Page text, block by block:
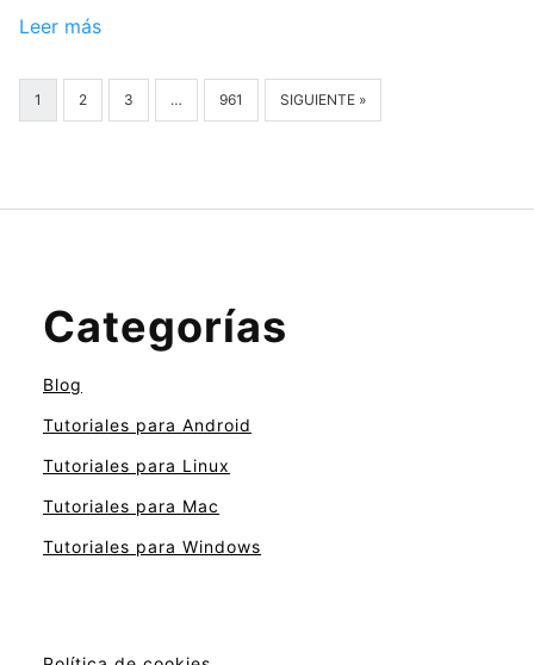
Leer más
1 2 3 … 961 SIGUIENTE »
Categorías
Blog
Tutoriales para Android
Tutoriales para Linux
Tutoriales para Mac
Tutoriales para Windows